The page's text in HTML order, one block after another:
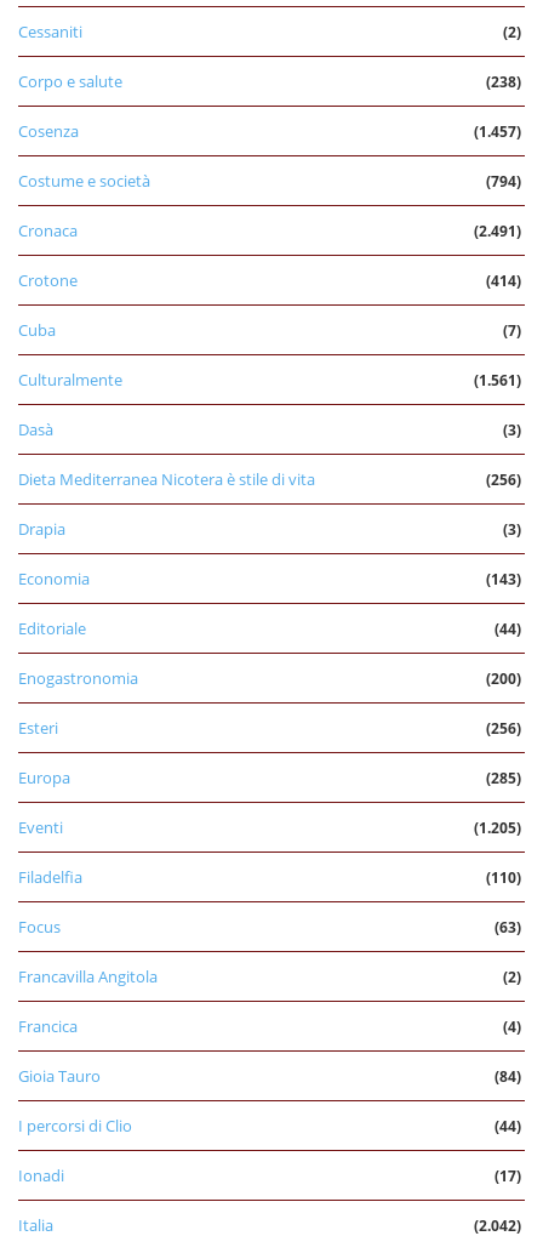
Cessaniti (2)
Corpo e salute (238)
Cosenza (1.457)
Costume e società (794)
Cronaca (2.491)
Crotone (414)
Cuba (7)
Culturalmente (1.561)
Dasà (3)
Dieta Mediterranea Nicotera è stile di vita (256)
Drapia (3)
Economia (143)
Editoriale (44)
Enogastronomia (200)
Esteri (256)
Europa (285)
Eventi (1.205)
Filadelfia (110)
Focus (63)
Francavilla Angitola (2)
Francica (4)
Gioia Tauro (84)
I percorsi di Clio (44)
Ionadi (17)
Italia (2.042)